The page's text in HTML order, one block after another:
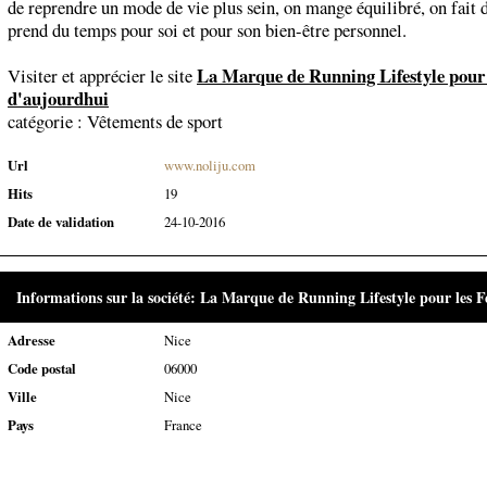
de reprendre un mode de vie plus sein, on mange équilibré, on fait
prend du temps pour soi et pour son bien-être personnel.
Visiter et apprécier le siteLa Marque de Running Lifestyle pour
d'aujourdhui
catégorie : Vêtements de sport
Url
www.noliju.com
Hits
19
Date de validation
24-10-2016
Informations sur la société: La Marque de Running Lifestyle pour les
Adresse
Nice
Code postal
06000
Ville
Nice
Pays
France